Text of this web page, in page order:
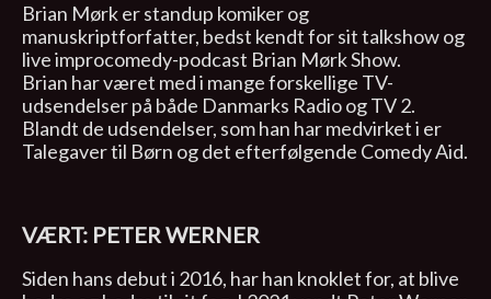
Brian Mørk er standup komiker og
manuskriptforfatter, bedst kendt for sit talkshow og
live improcomedy-podcast Brian Mørk Show.
Brian har været med i mange forskellige TV-
udsendelser på både Danmarks Radio og TV 2.
Blandt de udsendelser, som han har medvirket i er
Talegaver til Børn og det efterfølgende Comedy Aid.
VÆRT: PETER WERNER
Siden hans debut i 2016, har han knoklet for, at blive